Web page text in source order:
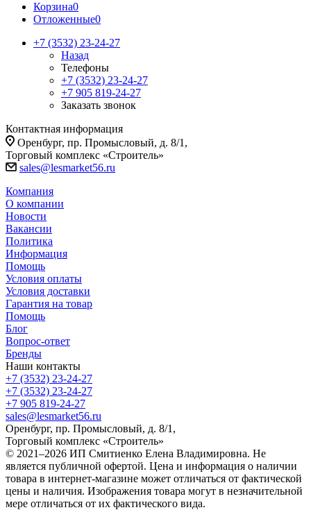
Корзина0
Отложенные0
+7 (3532) 23-24-27
Назад
Телефоны
+7 (3532) 23-24-27
+7 905 819-24-27
Заказать звонок
Контактная информация
Оренбург, пр. Промысловый, д. 8/1,
Торговый комплекс «Строитель»
sales@lesmarket56.ru
Компания
О компании
Новости
Вакансии
Политика
Информация
Помощь
Условия оплаты
Условия доставки
Гарантия на товар
Помощь
Блог
Вопрос-ответ
Бренды
Наши контакты
+7 (3532) 23-24-27
+7 (3532) 23-24-27
+7 905 819-24-27
sales@lesmarket56.ru
Оренбург, пр. Промысловый, д. 8/1,
Торговый комплекс «Строитель»
© 2021–2026 ИП Смитиенко Елена Владимировна. Не
является публичной офертой. Цена и информация о наличии
товара в интернет-магазине может отличаться от фактической
цены и наличия. Изображения товара могут в незначительной
мере отличаться от их фактического вида.